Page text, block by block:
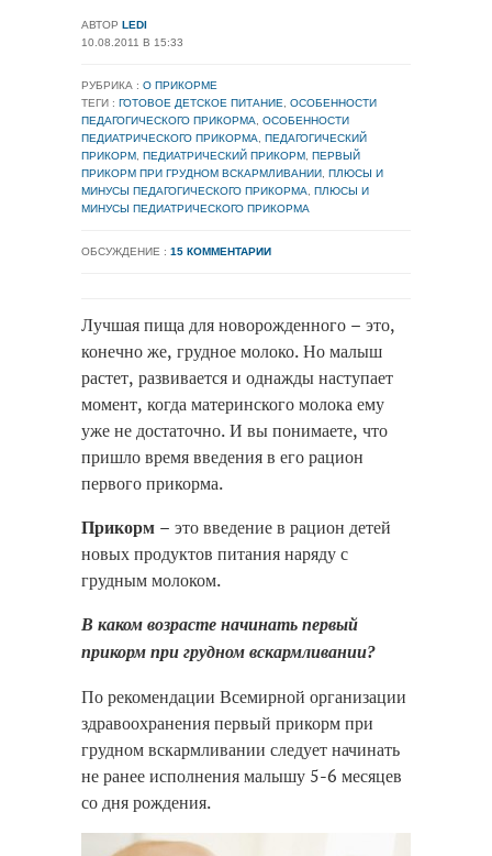
АВТОР LEDI
10.08.2011 В 15:33
РУБРИКА : О ПРИКОРМЕ
ТЕГИ : ГОТОВОЕ ДЕТСКОЕ ПИТАНИЕ, ОСОБЕННОСТИ
ПЕДАГОГИЧЕСКОГО ПРИКОРМА, ОСОБЕННОСТИ
ПЕДИАТРИЧЕСКОГО ПРИКОРМА, ПЕДАГОГИЧЕСКИЙ
ПРИКОРМ, ПЕДИАТРИЧЕСКИЙ ПРИКОРМ, ПЕРВЫЙ
ПРИКОРМ ПРИ ГРУДНОМ ВСКАРМЛИВАНИИ, ПЛЮСЫ И
МИНУСЫ ПЕДАГОГИЧЕСКОГО ПРИКОРМА, ПЛЮСЫ И
МИНУСЫ ПЕДИАТРИЧЕСКОГО ПРИКОРМА
ОБСУЖДЕНИЕ : 15 КОММЕНТАРИИ
Лучшая пища для новорожденного – это,
конечно же, грудное молоко. Но малыш
растет, развивается и однажды наступает
момент, когда материнского молока ему
уже не достаточно. И вы понимаете, что
пришло время введения в его рацион
первого прикорма.
Прикорм – это введение в рацион детей
новых продуктов питания наряду с
грудным молоком.
В каком возрасте начинать первый
прикорм при грудном вскармливании?
По рекомендации Всемирной организации
здравоохранения первый прикорм при
грудном вскармливании следует начинать
не ранее исполнения малышу 5-6 месяцев
со дня рождения.